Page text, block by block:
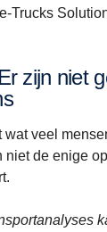
Trucks
wat veel
niet de enige